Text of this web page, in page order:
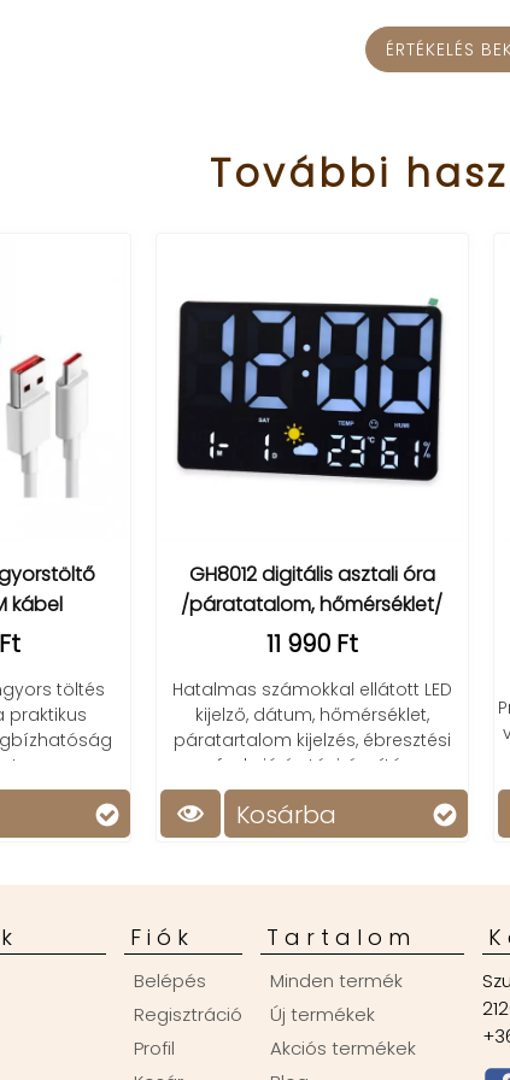
ÉRTÉKELÉS
További
digitális asztali óra
hőmérséklet/
számokkal ellátott LED
dátum, hőmérséklet,
kijelzés, ébresztési
funkció és távirányító.
Kosárba
VGR
V-927 trimmer
/500mAh,LCD,3
Precíz borotválás,
vízálló kialakítás és
– professzionális
Kosárba
Fiók
Belépés
Regisztráció
Profil
Tartalom
Minden termék
Új termékek
Akciós termékek